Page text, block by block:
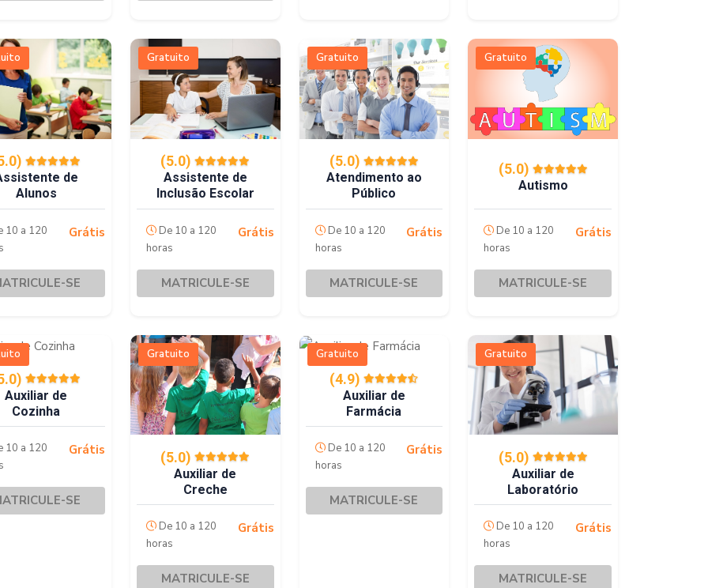
de
Alunos
10 a 120
Grátis
SE
Gratuito
(5.0)
Assistente de
Inclusão Escolar
De 10 a 120
horas
Grátis
MATRICULE-SE
Gratuito
(5.0)
Atendimento ao
Público
De 10 a 120
horas
Grátis
MATRICULE-SE
Gratuito
(5.0)
Autismo
De 10 a 120
horas
Grátis
MATRICULE-SE
Auxiliar de
Cozinha
10 a 120
Grátis
SE
Gratuito
(5.0)
Auxiliar de
Creche
De 10 a 120
horas
Grátis
MATRICULE-SE
Gratuito
(4.9)
Auxiliar de
Farmácia
De 10 a 120
horas
Grátis
MATRICULE-SE
Gratuito
(5.0)
Auxiliar de
Laboratório
De 10 a 120
horas
Grátis
MATRICULE-SE